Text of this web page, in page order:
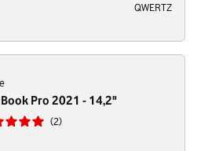
QWERTZ
Pro 2021 - 14,2"
2